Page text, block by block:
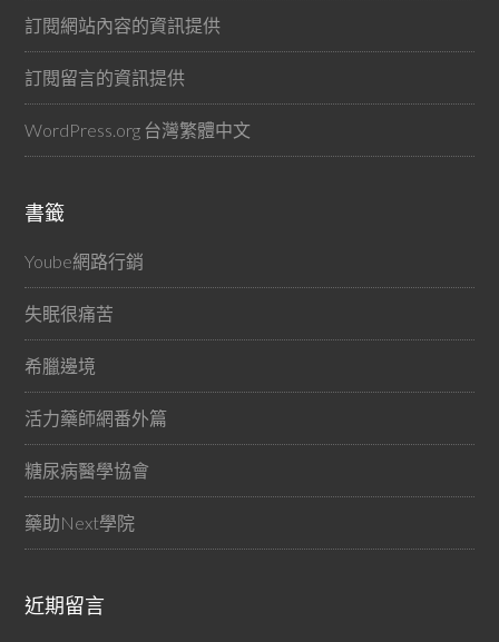
訂閱網站內容的資訊提供
訂閱留言的資訊提供
WordPress.org 台灣繁體中文
書籤
Yoube網路行銷
失眠很痛苦
希臘邊境
活力藥師網番外篇
糖尿病醫學協會
藥助Next學院
近期留言